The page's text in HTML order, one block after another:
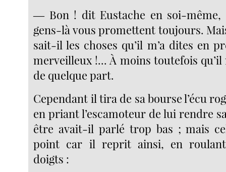
― Bon ! dit Eustache en soi-même,
gens-là vous promettent toujours.
sait-il les choses qu’il m’a dites en
merveilleux !... À moins toutefois qu’il
de quelque part.
Cependant il tira de sa bourse l’écu
en priant l’escamoteur de lui rendre
être avait-il parlé trop bas ; mais
point car il reprit ainsi, en roulant
doigts :